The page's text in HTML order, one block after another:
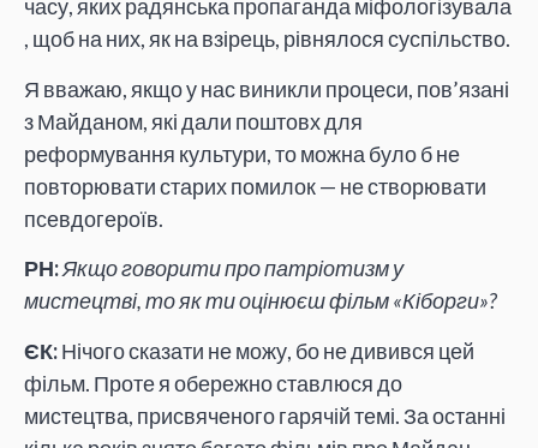
часу, яких радянська пропаганда міфологізувала
, щоб на них, як на взірець, рівнялося суспільство.
Я вважаю, якщо у нас виникли процеси, пов’язані
з Майданом, які дали поштовх для
реформування культури, то можна було б не
повторювати старих помилок — не створювати
псевдогероїв.
РН:Якщо говорити про патріотизм у
мистецтві, то як ти оцінюєш фільм «Кіборги»?
ЄК:Нічого сказати не можу, бо не дивився цей
фільм. Проте я обережно ставлюся до
мистецтва, присвяченого гарячій темі. За останні